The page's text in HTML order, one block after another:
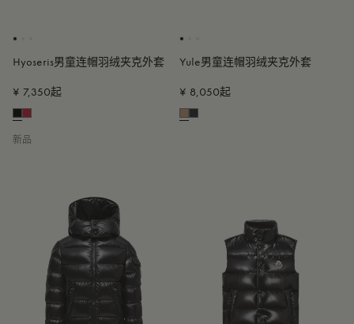
Hyoseris男童连帽羽绒夹克外套
¥ 7,350起
新品
Yule男童连帽羽绒夹克外套
¥ 8,050起